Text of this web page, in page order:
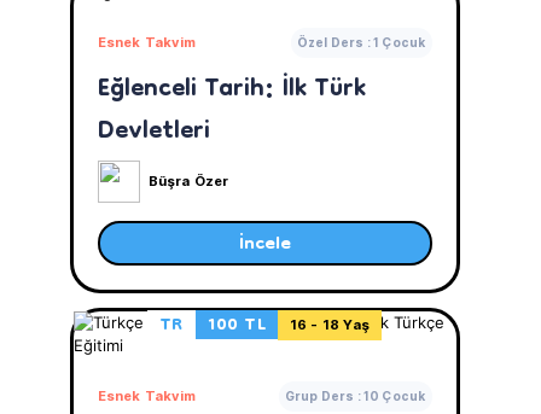
Esnek Takvim Özel Ders : 1 Çocuk
Eğlenceli Tarih: İlk Türk
Devletleri
Büşra Özer
İncele
TR
100 TL 16 - 18 Yaş
Esnek Takvim Grup Ders : 10 Çocuk